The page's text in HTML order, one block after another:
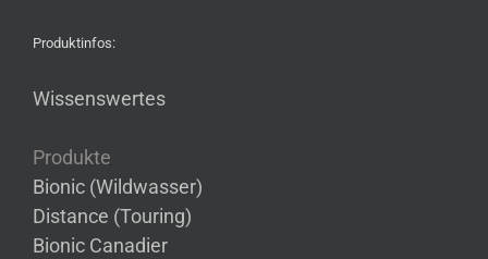
Produktinfos:
Wissenswertes
Produkte
Bionic (Wildwasser)
Distance (Touring)
Bionic Canadier